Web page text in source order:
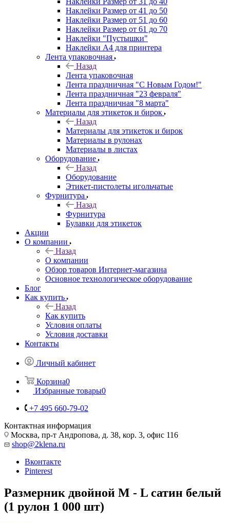
Наклейки Размер от 41 до 50
Наклейки Размер от 51 до 60
Наклейки Размер от 61 до 70
Наклейки "Пустышки"
Наклейки А4 для принтера
Лента упаковочная
Назад
Лента упаковочная
Лента праздничная "С Новым Годом!"
Лента праздничная "23 февраля"
Лента праздничная "8 марта"
Материалы для этикеток и бирок
Назад
Материалы для этикеток и бирок
Материалы в рулонах
Материалы в листах
Оборудование
Назад
Оборудование
Этикет-пистолеты игольчатые
Фурнитура
Назад
Фурнитура
Булавки для этикеток
Акции
О компании
Назад
О компании
Обзор товаров Интернет-магазина
Основное технологическое оборудование
Блог
Как купить
Назад
Как купить
Условия оплаты
Условия доставки
Контакты
Личный кабинет
Корзина0
Избранные товары0
+7 495 660-79-02
Контактная информация
Москва, пр-т Андропова, д. 38, кор. 3, офис 116
shop@2klena.ru
Вконтакте
Pinterest
Размерник двойной M - L сатин белый
(1 рулон 1 000 шт)